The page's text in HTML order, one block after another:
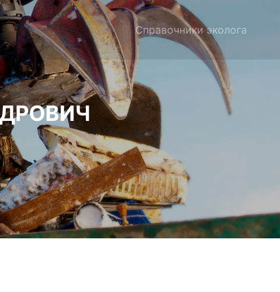
Справочники эколога